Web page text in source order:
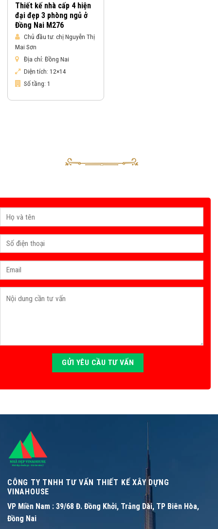
Thiết kế nhà cấp 4 hiện
đại đẹp 3 phòng ngủ ở
Đồng Nai M276
Chủ đầu tư: chị Nguyễn Thị
Mai Sơn
Địa chỉ: Đồng Nai
Diện tích: 12×14
Số tầng: 1
CÔNG TY TNHH TƯ VẤN THIẾT KẾ XÂY DỰNG
VINAHOUSE
VP Miền Nam : 39/68 Đ. Đồng Khởi, Trảng Dài, TP Biên Hòa,
Đồng Nai